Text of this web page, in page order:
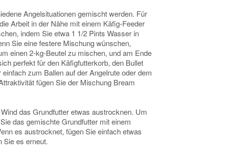
Angelsituationen gemischt werden. Für
Arbeit in der Nähe mit einem Käfig-Feeder
indem Sie etwa 1 1/2 Pints Wasser in
Sie eine festere Mischung wünschen,
einen 2-kg-Beutel zu mischen, und am Ende
perfekt für den Käfigfutterkorb, den Bullet
zum Ballen auf der Angelrute oder dem
fügen Sie der Mischung Bream
das Grundfutter etwas austrocknen. Um
das gemischte Grundfutter mit einem
es austrocknet, fügen Sie einfach etwas
Sie es erneut.